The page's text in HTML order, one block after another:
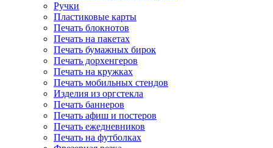
Ручки
Пластиковые карты
Печать блокнотов
Печать на пакетах
Печать бумажных бирок
Печать дорхенгеров
Печать на кружках
Печать мобильных стендов
Изделия из оргстекла
Печать баннеров
Печать афиш и постеров
Печать ежедневников
Печать на футболках